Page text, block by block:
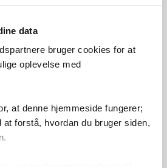
data
bruger cookies for at
oplevelse med
at denne hjemmeside fungerer;
forstå, hvordan du bruger siden,
leveret med fragtmand, og i
specialbil. Du vil blive kontaktet
leveret. Levering sker ved
som udgangspunkt ikke ind
er købers eget ansvar at få